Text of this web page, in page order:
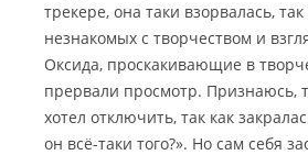
трекере, она таки взорвалась, так
незнакомых с творчеством и
Оксида, проскакивающие в
прервали просмотр. Признаюсь,
хотел отключить, так как
он всё-таки того?». Но сам себя